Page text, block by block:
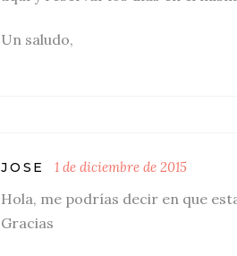
Un saludo,
JOSE 1 de diciembre de 2015
Hola, me podrías decir en que
Gracias